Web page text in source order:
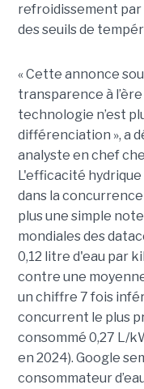
refroidissement
des seuils de
« Cette annonce
transparence à
technologie n’est
différenciation », a
analyste en chef
L'efficacité
dans la
plus une simple
mondiales des
0,12 litre d'eau par
contre une
un chiffre 7 fois
concurrent le plus
consommé 0,27 L/
en 2024). Google
consommateur